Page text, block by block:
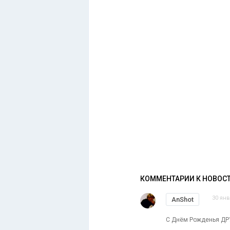
КОММЕНТАРИИ К
AnShot 30
С Днём Рожденья